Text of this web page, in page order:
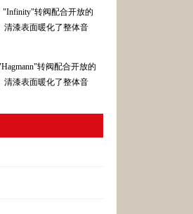
"Infinity"转阀配合开放的
清漆表面暖化了整体音
转阀配合开放的
清漆表面暖化了整体音